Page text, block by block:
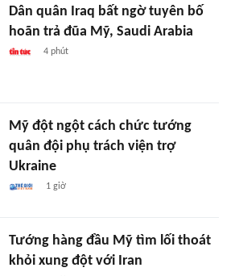
Dân quân Iraq bất ngờ tuyên bố
hoãn trả đũa Mỹ, Saudi Arabia
4 phút
Mỹ đột ngột cách chức tướng
quân đội phụ trách viện trợ
Ukraine
1 giờ
Tướng hàng đầu Mỹ tìm lối thoát
khỏi xung đột với Iran